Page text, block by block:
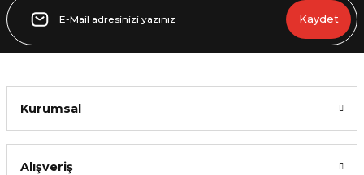
Kaydet
Kurumsal
Alışveriş